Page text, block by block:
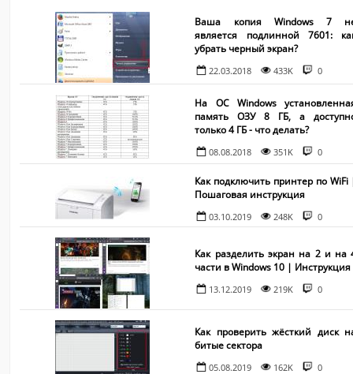
Ваша копия Windows 7
является подлинной 7601:
убрать черный экран?
22.03.2018 433K 0
На ОС Windows
память ОЗУ 8 ГБ, а
только 4 ГБ - что делать?
08.08.2018 351K 0
Как подключить принтер по
Пошаговая инструкция
03.10.2019 248K 0
Как разделить экран на 2 и на
части в Windows 10 | Инструкция
13.12.2019 219K 0
Как проверить жёсткий диск
битые сектора
05.08.2019 162K 0